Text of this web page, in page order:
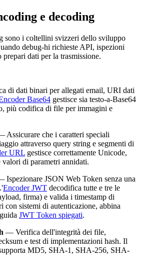
e decoding
sono i coltellini svizzeri dello sviluppo
debug-hi richieste API, ispezioni
dati per la trasmissione.
di dati binari per allegati email, URI dati
Base64 gestisce sia testo-a-Base64
più codifica di file per immagini e
Assicurare che i caratteri speciali
attraverso query string e segmenti di
URL gestisce correttamente Unicode,
valori di parametri annidati.
Ispezionare JSON Web Token senza una
Encoder JWT decodifica tutte e tre le
firma) e valida i timestamp di
con sistemi di autenticazione, abbina
JWT Token spiegati.
— Verifica dell'integrità dei file,
e test di implementazioni hash. Il
MD5, SHA-1, SHA-256, SHA-